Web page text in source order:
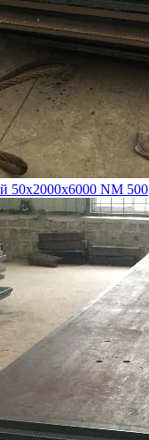
50х2000х6000 NM 500